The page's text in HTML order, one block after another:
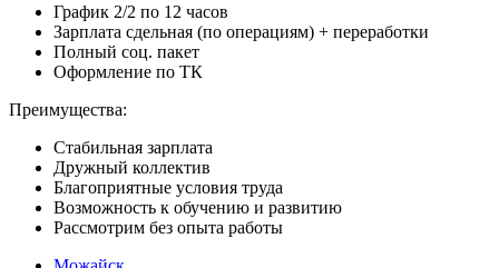
График 2/2 по 12 часов
Зарплата сдельная (по операциям) + переработки
Полный соц. пакет
Оформление по ТК
Преимущества:
Стабильная зарплата
Дружный коллектив
Благоприятные условия труда
Возможность к обучению и развитию
Рассмотрим без опыта работы